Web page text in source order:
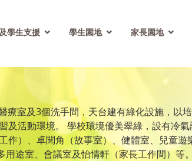
學生支援 學生園地 家長園地
室及3個洗手間，天台建有綠化設施，以
活動環境。 學校環境優美翠綠，設有冷
）、卓閱角（故事室）、健體室、兒童
途室、會議室及怡情軒（家長工作間）等